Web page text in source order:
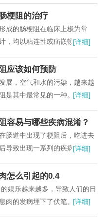
梗阻的治疗
成的肠梗阻在临床上极为常
，均以粘连性或疝嵌顿为最
[详细]
应该如何预防
展，空气和水的污染，越来越
是其中最常见的一种。肠梗阻
[详细]
容易与哪些疾病混淆？
肠道中出现了梗阻后，吃进去
导致出现一系列的疾病。很多
[详细]
怎么引起的0.4
娱乐越来越多，导致人们的日
肉的发病埋下了伏笔。胆囊息
[详细]